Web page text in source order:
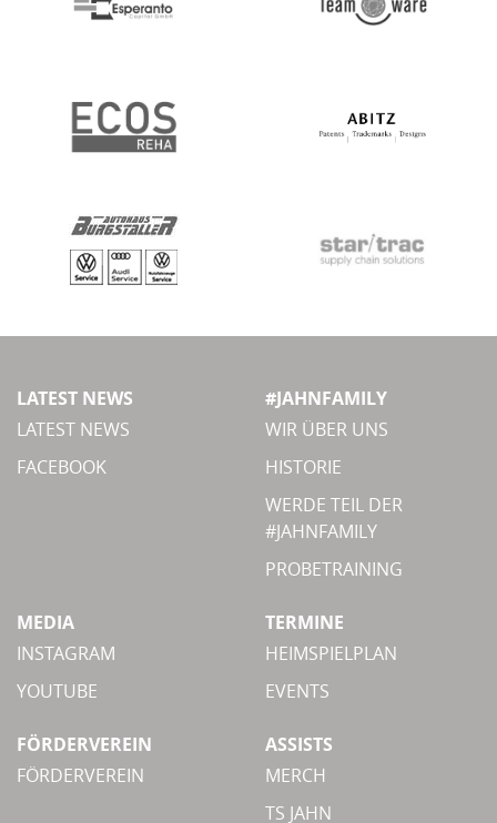
LATEST NEWS
LATEST NEWS
FACEBOOK
#JAHNFAMILY
WIR ÜBER UNS
HISTORIE
WERDE TEIL DER
#JAHNFAMILY
PROBETRAINING
MEDIA
INSTAGRAM
YOUTUBE
TERMINE
HEIMSPIELPLAN
EVENTS
FÖRDERVEREIN
FÖRDERVEREIN
ASSISTS
MERCH
TS JAHN